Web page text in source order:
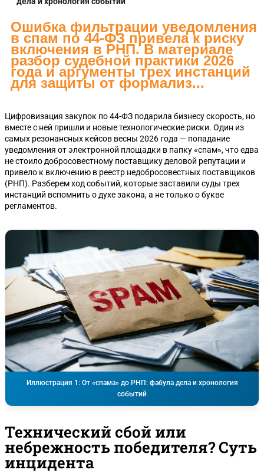
Ошибка фильтрации уведомления
в спам по 44-ФЗ привела к риску
включения в РНП. В материале
разбор судебной практики 2026
года и аргументы трех инстанций
для защиты от формализ...
Цифровизация закупок по 44-ФЗ подарила бизнесу скорость, но
вместе с ней пришли и новые технологические риски. Один из
самых резонансных кейсов весны 2026 года — попадание
уведомления от электронной площадки в папку «спам», что едва
не стоило добросовестному поставщику деловой репутации и
привело к включению в реестр недобросовестных поставщиков
(РНП). Разберем ход событий, которые заставили суды трех
инстанций вспомнить о духе закона, а не только о букве
регламентов.
Иллюстрация 1: От «спама» до РНП: фабула дела и хронология
событий
Технический сбой или
небрежность победителя? Суть
инцидента